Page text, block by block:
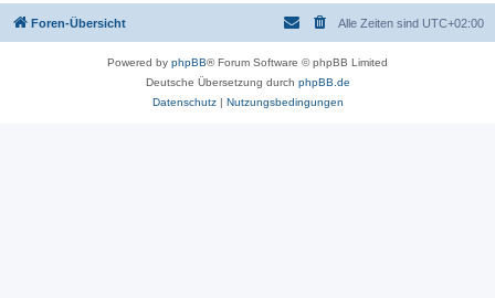
Foren-Übersicht Alle Zeiten sind UTC+02:00
Powered by phpBB® Forum Software © phpBB Limited
Deutsche Übersetzung durch phpBB.de
Datenschutz| Nutzungsbedingungen